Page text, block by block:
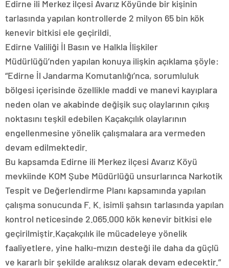
Edirne ili Merkez ilçesi Avarız Köyünde bir kişinin
tarlasında yapılan kontrollerde 2 milyon 65 bin kök
kenevir bitkisi ele geçirildi.
Edirne Valiliği İl Basın ve Halkla İlişkiler
Müdürlüğü’nden yapılan konuya ilişkin açıklama şöyle:
“Edirne İl Jandarma Komutanlığı’nca, sorumluluk
bölgesi içerisinde özellikle maddi ve manevi kayıplara
neden olan ve akabinde değişik suç olaylarının çıkış
noktasını teşkil edebilen Kaçakçılık olaylarının
engellenmesine yönelik çalışmalara ara vermeden
devam edilmektedir.
Bu kapsamda Edirne ili Merkez ilçesi Avarız Köyü
mevkiinde KOM Şube Müdürlüğü unsurlarınca Narkotik
Tespit ve Değerlendirme Planı kapsamında yapılan
çalışma sonucunda F. K. isimli şahsın tarlasında yapılan
kontrol neticesinde 2.065.000 kök kenevir bitkisi ele
geçirilmiştir.Kaçakçılık ile mücadeleye yönelik
faaliyetlere, yine halkı-mızın desteği ile daha da güçlü
ve kararlı bir şekilde aralıksız olarak devam edecektir.”